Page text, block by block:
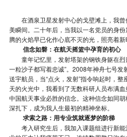
在酒泉卫星发射中心的戈壁滩上，我曾
美瞬间。二十年后，当我以一名党员的身
腾的火焰早已化作心底不灭的光，照亮着新
信念如磐：在航天摇篮中孕育的初心
童年记忆里，发射塔架的钢铁身躯在烈
一粒沙子都写着忠诚”。2008年神舟七号发
送宇航员，当“点火，发射”指令响起时，
天的火光中，我看到了无数科研人员布满
中国航天事业必胜的信念。这种信念如同
深扎下，成为我人生最初的精神坐标。
求索之路：用专业筑就逐梦的阶梯
考入研究生后，我加入课题组进行新能